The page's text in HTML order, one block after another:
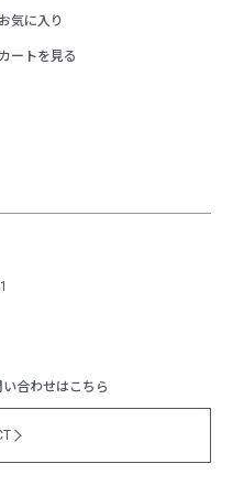
お気に入り
カートを見る
い合わせはこちら